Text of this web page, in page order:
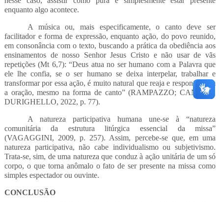
enquanto algo acontece.
A música ou, mais especificamente, o canto deve ser
facilitador e forma de expressão, enquanto ação, do povo reunido,
em consonância com o texto, buscando a prática da obediência aos
ensinamentos de nosso Senhor Jesus Cristo e não usar de vãs
repetições (Mt 6,7): “Deus atua no ser humano com a Palavra que
ele lhe confia, se o ser humano se deixa interpelar, trabalhar e
transformar por essa ação, é muito natural que reaja e responda com
a oração, mesmo na forma de canto” (RAMPAZZO; CANOVA;
DURIGHELLO, 2022, p. 77).
A natureza participativa humana une-se à “natureza
comunitária da estrutura litúrgica essencial da missa”
(VAGAGGINI, 2009, p. 257). Assim, percebe-se que, em uma
natureza participativa, não cabe individualismo ou subjetivismo.
Trata-se, sim, de uma natureza que conduz à ação unitária de um só
corpo, o que torna anômalo o fato de ser presente na missa como
simples espectador ou ouvinte.
CONCLUSÃO